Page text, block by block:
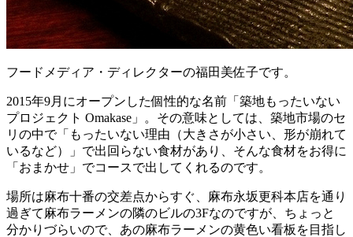
フードメディア・ディレクターの福田美佐子です。
2015年9月にオープンした個性的な名前「築地もったいない
プロジェクト Omakase」。その意味としては、築地市場のセ
リの中で「もったいない理由（大きさが小さい、形が崩れて
いるなど）」で出回らない食材があり、そんな食材をお得に
「おまかせ」でコースで出してくれるのです。
場所は麻布十番の交差点からすぐ、麻布永坂更科本店を通り
過ぎて麻布ラーメンの隣のビルの3Fなのですが、ちょっと
分かりづらいので、あの麻布ラーメンの黄色い看板を目指し